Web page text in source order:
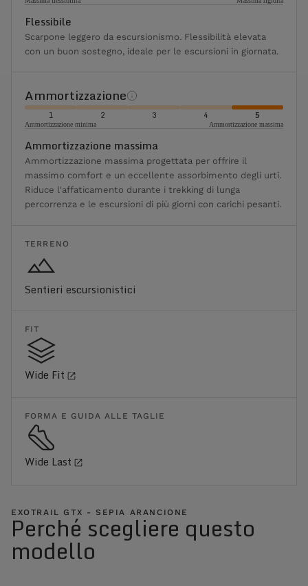
Flessibile
Scarpone leggero da escursionismo. Flessibilità elevata
con un buon sostegno, ideale per le escursioni in giornata.
Ammortizzazione
1 2 3 4 5
Ammortizzazione minima Ammortizzazione massima
Ammortizzazione massima
Ammortizzazione massima progettata per offrire il
massimo comfort e un eccellente assorbimento degli urti.
Riduce l'affaticamento durante i trekking di lunga
percorrenza e le escursioni di più giorni con carichi pesanti.
TERRENO
Sentieri escursionistici
FIT
Wide Fit
FORMA E GUIDA ALLE TAGLIE
Wide Last
EXOTRAIL GTX - SEPIA ARANCIONE
Perché scegliere questo
modello